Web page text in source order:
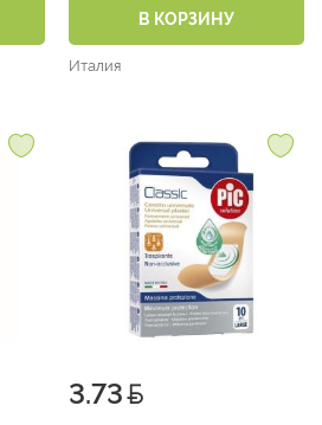
16х57, диам. 22,5 №20)
В КОРЗИНУ
Италия
3.73